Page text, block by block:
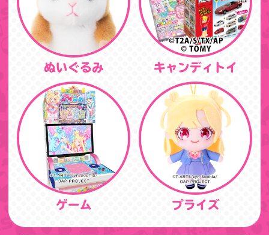
ぬいぐるみ キャンディトイ
ゲーム プライズ